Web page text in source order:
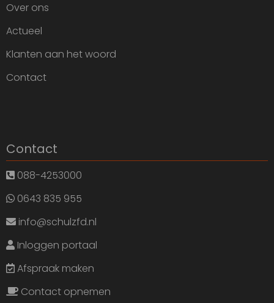
Over ons
Actueel
Klanten aan het woord
Contact
Contact
088-4253000
0643 835 955
info@schulzfd.nl
Inloggen portaal
Afspraak maken
Contact opnemen